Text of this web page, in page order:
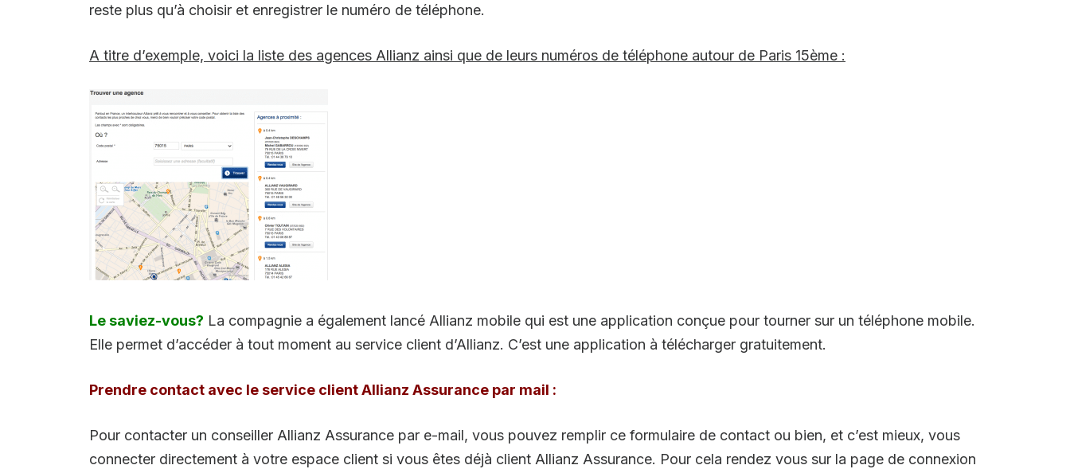
reste plus qu’à choisir et enregistrer le numéro de téléphone.
A titre d’exemple, voici la liste des agences Allianz ainsi que de leurs numéros de téléphone autour de Paris 15ème :
Le saviez-vous? La compagnie a également lancé Allianz mobile qui est une application conçue pour tourner sur un téléphone mobile.
Elle permet d’accéder à tout moment au service client d’Allianz. C’est une application à télécharger gratuitement.
Prendre contact avec le service client Allianz Assurance par mail :
Pour contacter un conseiller Allianz Assurance par e-mail, vous pouvez remplir ce formulaire de contact ou bien, et c’est mieux, vous
connecter directement à votre espace client si vous êtes déjà client Allianz Assurance. Pour cela rendez vous sur la page de connexion